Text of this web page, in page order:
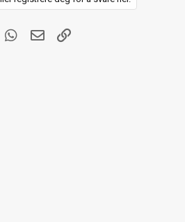
WhatsApp
E-postLink